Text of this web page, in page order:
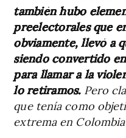
también hubo
preelectorales que
obviamente, llevó a
siendo convertido
para llamar a la
lo retiramos.Pero
que tenía como
extrema en